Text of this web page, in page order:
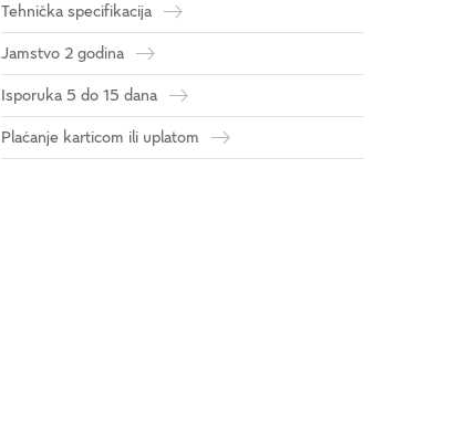
Tehnička specifikacija
Jamstvo 2 godina
Isporuka 5 do 15 dana
Plaćanje karticom ili uplatom